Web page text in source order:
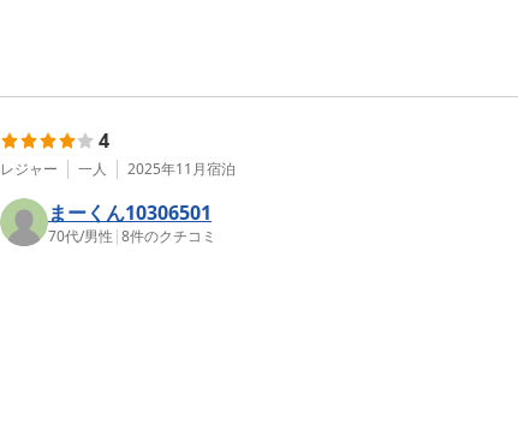
4
レジャー 一人 2025年11月宿泊
まーくん10306501
70代/男性 |8件のクチコミ